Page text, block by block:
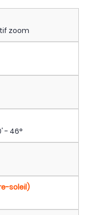
zoom
- 46°
soleil)